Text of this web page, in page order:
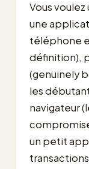
Vous
une
téléphone
définition),
(genuinely
les
navigateur
un petit